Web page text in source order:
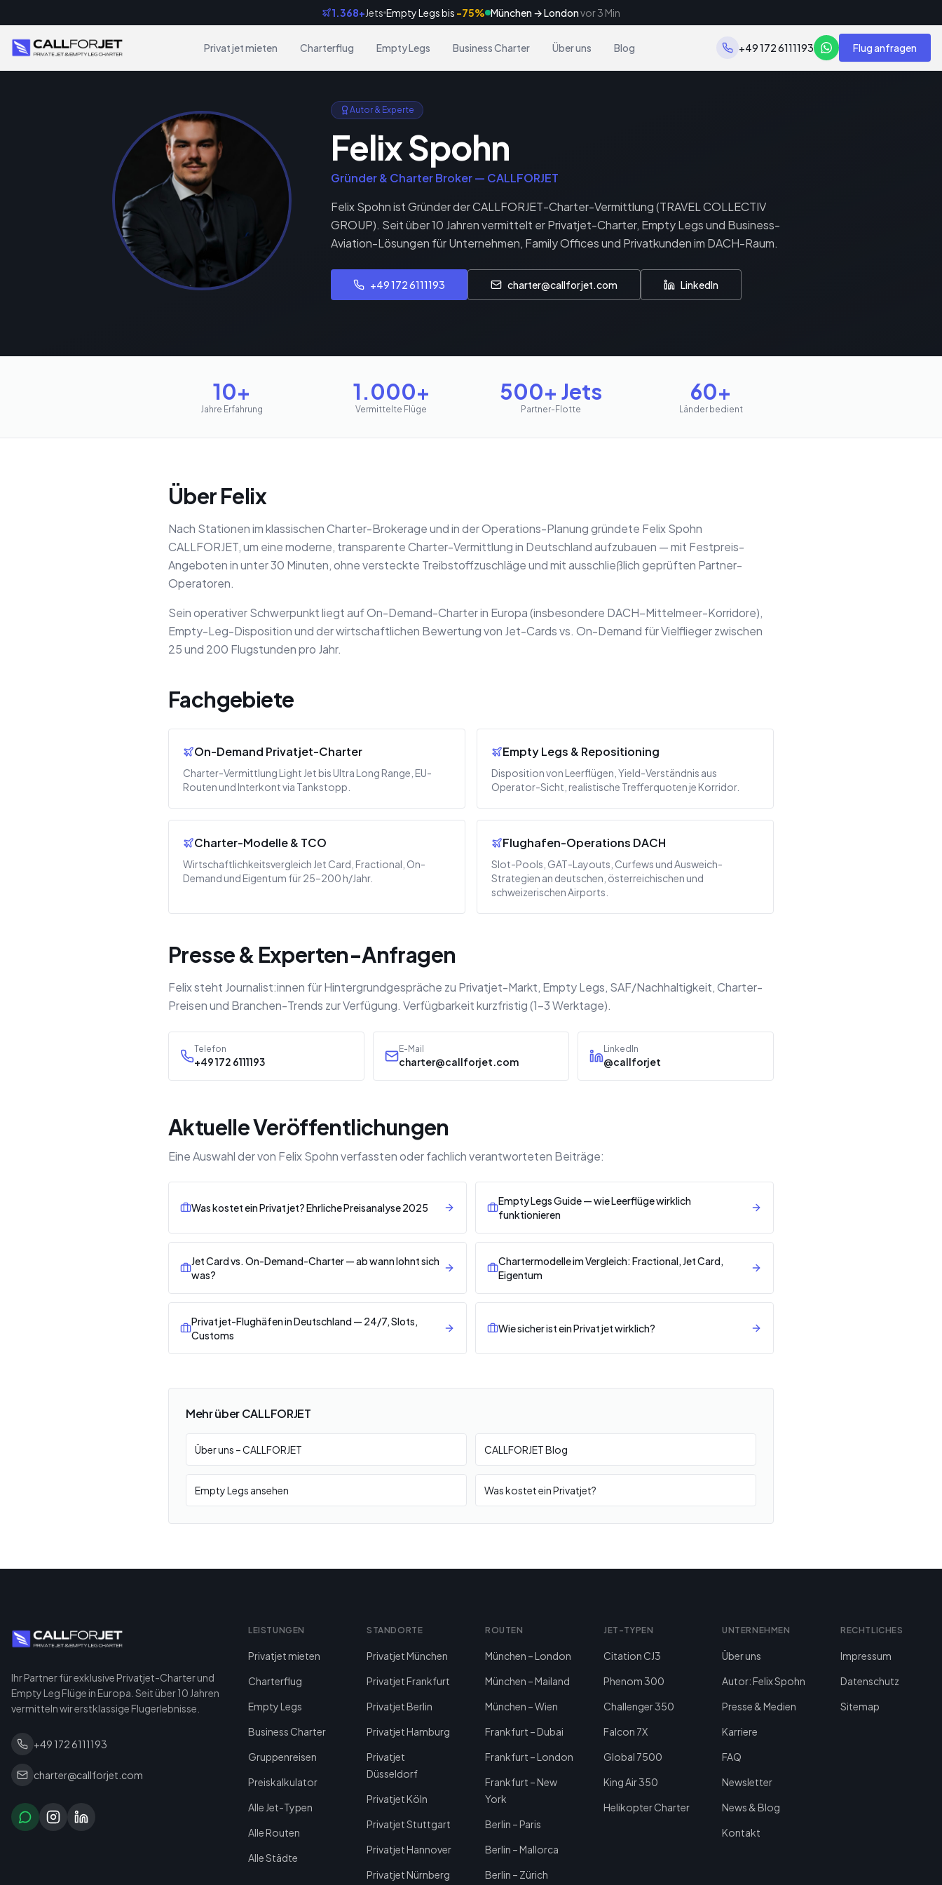
1.368+Jets Empty Legs bis-75% Frankfurt → Dubaivor 8 Min
Privatjet mieten Charterflug Empty Legs Business Charter Über uns Blog +49 172 6111193 Flug anfragen
Autor & Experte
Felix Spohn
Gründer & Charter Broker — CALLFORJET
Felix Spohn ist Gründer der CALLFORJET-Charter-Vermittlung (TRAVEL COLLECTIV
GROUP). Seit über 10 Jahren vermittelt er Privatjet-Charter, Empty Legs und Business-
Aviation-Lösungen für Unternehmen, Family Offices und Privatkunden im DACH-Raum.
+49 172 6111193 charter@callforjet.com LinkedIn
10+
Jahre Erfahrung
1.000+
Vermittelte Flüge
500+ Jets
Partner-Flotte
60+
Länder bedient
Über Felix
Nach Stationen im klassischen Charter-Brokerage und in der Operations-Planung gründete Felix Spohn
CALLFORJET, um eine moderne, transparente Charter-Vermittlung in Deutschland aufzubauen — mit Festpreis-
Angeboten in unter 30 Minuten, ohne versteckte Treibstoffzuschläge und mit ausschließlich geprüften Partner-
Operatoren.
Sein operativer Schwerpunkt liegt auf On-Demand-Charter in Europa (insbesondere DACH–Mittelmeer-Korridore),
Empty-Leg-Disposition und der wirtschaftlichen Bewertung von Jet-Cards vs. On-Demand für Vielflieger zwischen
25 und 200 Flugstunden pro Jahr.
Fachgebiete
On-Demand Privatjet-Charter
Charter-Vermittlung Light Jet bis Ultra Long Range, EU-
Routen und Interkont via Tankstopp.
Empty Legs & Repositioning
Disposition von Leerflügen, Yield-Verständnis aus
Operator-Sicht, realistische Trefferquoten je Korridor.
Charter-Modelle & TCO
Wirtschaftlichkeitsvergleich Jet Card, Fractional, On-
Demand und Eigentum für 25–200 h/Jahr.
Flughafen-Operations DACH
Slot-Pools, GAT-Layouts, Curfews und Ausweich-
Strategien an deutschen, österreichischen und
schweizerischen Airports.
Presse & Experten-Anfragen
Felix steht Journalist:innen für Hintergrundgespräche zu Privatjet-Markt, Empty Legs, SAF/Nachhaltigkeit, Charter-
Preisen und Branchen-Trends zur Verfügung. Verfügbarkeit kurzfristig (1–3 Werktage).
Telefon
+49 172 6111193
E-Mail
charter@callforjet.com
LinkedIn
@callforjet
Aktuelle Veröffentlichungen
Eine Auswahl der von Felix Spohn verfassten oder fachlich verantworteten Beiträge:
Was kostet ein Privatjet? Ehrliche Preisanalyse 2025
Empty Legs Guide — wie Leerflüge wirklich
funktionieren
Jet Card vs. On-Demand-Charter — ab wann lohnt sich
was?
Chartermodelle im Vergleich: Fractional, Jet Card,
Eigentum
Privatjet-Flughäfen in Deutschland — 24/7, Slots,
Customs
Wie sicher ist ein Privatjet wirklich?
Mehr über CALLFORJET
Über uns – CALLFORJET CALLFORJET Blog
Empty Legs ansehen Was kostet ein Privatjet?
Ihr Partner für exklusive Privatjet-Charter und
Empty Leg Flüge in Europa. Seit über 10 Jahren
vermitteln wir erstklassige Flugerlebnisse.
+49 172 6111193
charter@callforjet.com
LEISTUNGEN
Privatjet mieten
Charterflug
Empty Legs
Business Charter
Gruppenreisen
Preiskalkulator
Alle Jet-Typen
Alle Routen
Alle Städte
STANDORTE
Privatjet München
Privatjet Frankfurt
Privatjet Berlin
Privatjet Hamburg
Privatjet
Düsseldorf
Privatjet Köln
Privatjet Stuttgart
Privatjet Hannover
Privatjet Nürnberg
ROUTEN
München – London
München – Mailand
München – Wien
Frankfurt – Dubai
Frankfurt – London
Frankfurt – New
York
Berlin – Paris
Berlin – Mallorca
Berlin – Zürich
JET-TYPEN
Citation CJ3
Phenom 300
Challenger 350
Falcon 7X
Global 7500
King Air 350
Helikopter Charter
UNTERNEHMEN
Über uns
Autor: Felix Spohn
Presse & Medien
Karriere
FAQ
Newsletter
News & Blog
Kontakt
RECHTLICHES
Impressum
Datenschutz
Sitemap